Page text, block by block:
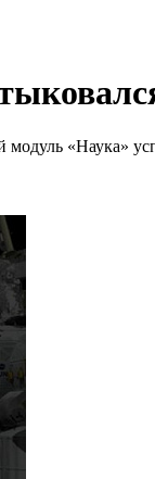
модуль «Наука»